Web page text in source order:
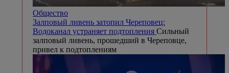
Общество
Залповый ливень затопил Череповец:
Водоканал устраняет подтопления Сильный
залповый ливень, прошедший в Череповце,
привел к подтоплениям